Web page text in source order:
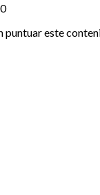
0
puntuar este